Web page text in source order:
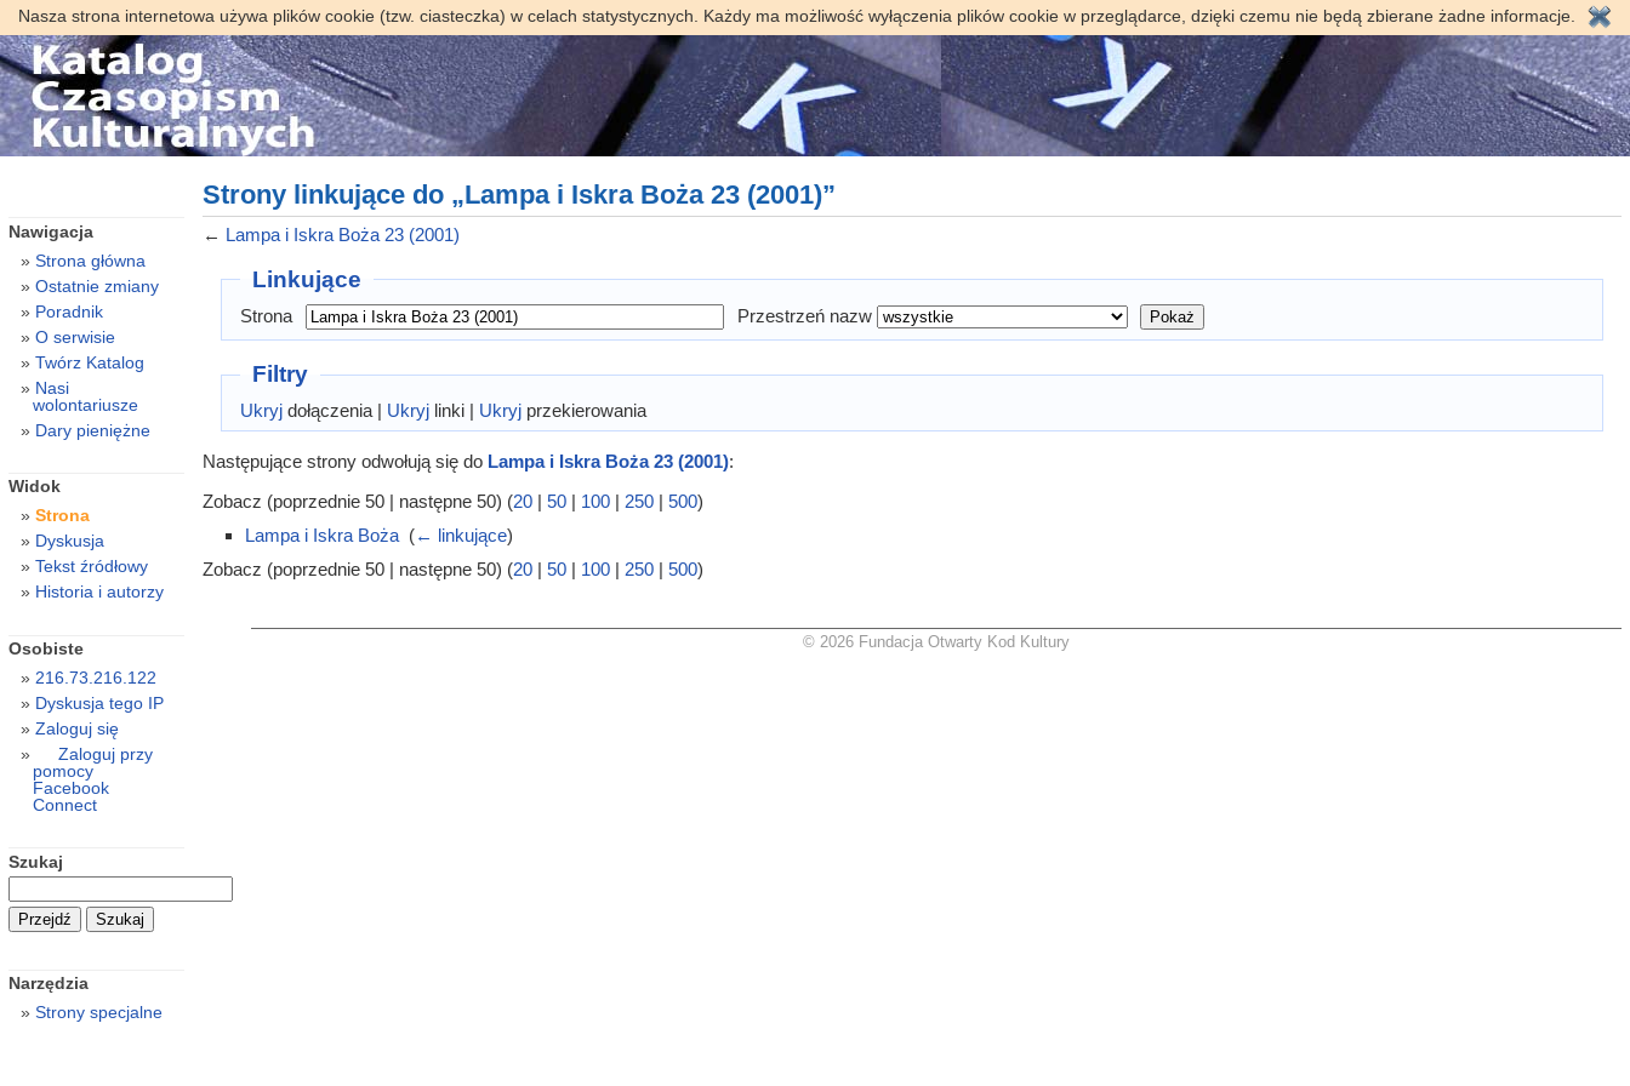
Nasza strona internetowa używa plików cookie (tzw. ciasteczka) w celach statystycznych. Każdy ma możliwość wyłączenia plików cookie w przeglądarce, dzięki czemu nie będą zbierane żadne informacje.
Strony linkujące do „Lampa i Iskra Boża 23 (2001)”
← Lampa i Iskra Boża 23 (2001)
Linkujące
Strona Przestrzeń nazw
Filtry
Ukryj dołączenia | Ukryj linki | Ukryj przekierowania
Następujące strony odwołują się do Lampa i Iskra Boża 23 (2001):
Zobacz (poprzednie 50 | następne 50) (20| 50| 100| 250| 500)
Lampa i Iskra Boża‎ (← linkujące)
Zobacz (poprzednie 50 | następne 50) (20| 50| 100| 250| 500)
Nawigacja
Strona główna
Ostatnie zmiany
Poradnik
O serwisie
Twórz Katalog
Nasi
wolontariusze
Dary pieniężne
Widok
Strona
Dyskusja
Tekst źródłowy
Historia i autorzy
Osobiste
216.73.216.122
Dyskusja tego IP
Zaloguj się
Zaloguj przy
pomocy
Facebook
Connect
Szukaj
Narzędzia
Strony specjalne
© 2026 Fundacja Otwarty Kod Kultury